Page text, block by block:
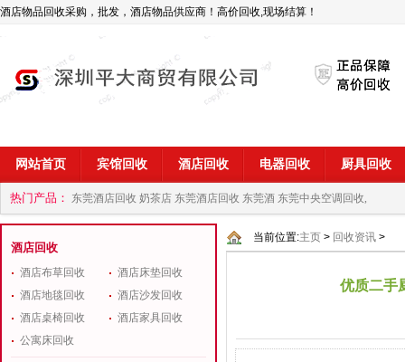
酒店物品回收采购，批发，酒店物品供应商！高价回收,现场结算！
网站首页 宾馆回收 酒店回收 电器回收 厨具回收
热门产品： 东莞酒店回收 奶茶店 东莞酒店回收 东莞酒 东莞中央空调回收,
商 深圳酒店用品回收公司
酒店回收
酒店布草回收
酒店床垫回收
酒店地毯回收
酒店沙发回收
酒店桌椅回收
酒店家具回收
公寓床回收
当前位置:主页 > 回收资讯 >
优质二手